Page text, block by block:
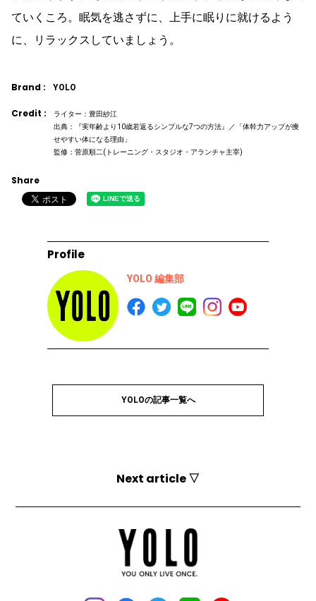
ていくころ。眠気を逃さずに、上手に眠りに就けるよう
に、リラックスしていましょう。
Brand : YOLO
Credit :
ライター：豊田紗江
出典：『実年齢より10歳若返るシンプルな7つの方法』／「体幹力アップが痩
せやすい体になる理由」
監修：菅原順二(トレーニング・スタジオ・アランチャ主宰)
Share
Profile
YOLO 編集部
YOLOの記事一覧へ
Next article ▽